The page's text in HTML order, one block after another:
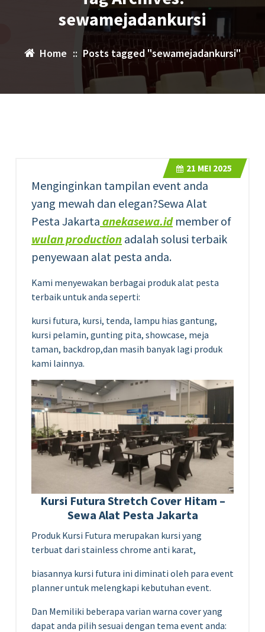
sewamejadankursi
Home :: Posts tagged "sewamejadankursi"
Menginginkan tampilan event anda
yang mewah dan elegan?Sewa Alat
Pesta Jakarta anekasewa.idmember of
wulan production adalah solusi terbaik
penyewaan alat pesta anda.
Kami menyewakan berbagai produk alat pesta
terbaik untuk anda seperti:
kursi futura, kursi, tenda, lampu hias gantung,
kursi pelamin, gunting pita, showcase, meja
taman, backdrop,dan masih banyak lagi produk
kami lainnya.
Kursi Futura Stretch Cover Hitam –
Sewa Alat Pesta Jakarta
Produk Kursi Futura merupakan kursi yang
terbuat dari stainless chrome anti karat,
biasannya kursi futura ini diminati oleh para event
planner untuk melengkapi kebutuhan event.
Dan Memiliki beberapa varian warna cover yang
dapat anda pilih sesuai dengan tema event anda:
21 MEI 2025